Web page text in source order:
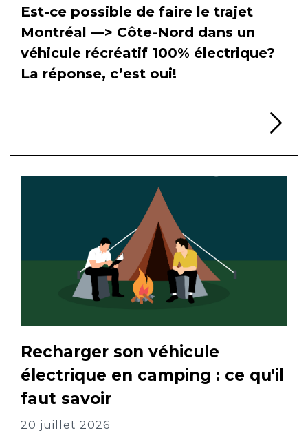
Est-ce possible de faire le trajet
Montréal —> Côte-Nord dans un
véhicule récréatif 100% électrique?
La réponse, c’est oui!
Recharger son véhicule
électrique en camping : ce qu'il
faut savoir
20 juillet 2026